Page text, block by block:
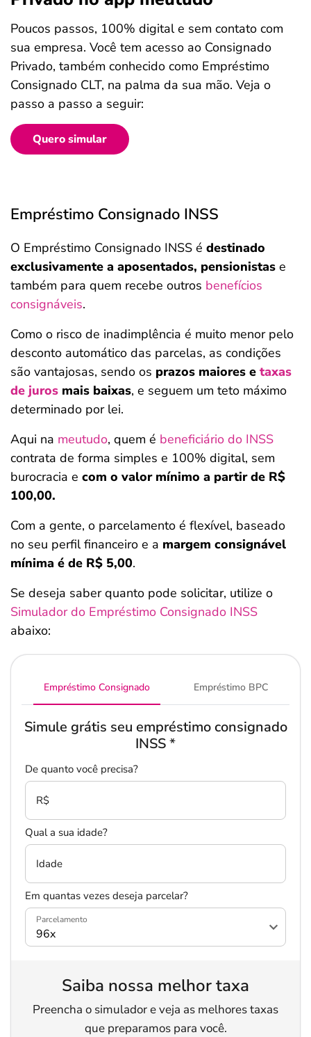
Poucos passos, 100% digital e sem contato com
sua empresa. Você tem acesso ao Consignado
Privado, também conhecido como Empréstimo
Consignado CLT, na palma da sua mão. Veja o
passo a passo a seguir:
Quero simular
Empréstimo Consignado INSS
O Empréstimo Consignado INSS é destinado
exclusivamente a aposentados, pensionistas e
também para quem recebe outros benefícios
consignáveis.
Como o risco de inadimplência é muito menor pelo
desconto automático das parcelas, as condições
são vantajosas, sendo os prazos maiores e taxas
de juros mais baixas, e seguem um teto máximo
determinado por lei.
Aqui na meutudo, quem é beneficiário do INSS
contrata de forma simples e 100% digital, sem
burocracia e com o valor mínimo a partir de R$
100,00.
Com a gente, o parcelamento é flexível, baseado
no seu perfil financeiro e a margem consignável
mínima é de R$ 5,00.
Se deseja saber quanto pode solicitar, utilize o
Simulador do Empréstimo Consignado INSS
abaixo:
Empréstimo Consignado Empréstimo BPC
Simule grátis seu empréstimo consignado
INSS*
De quanto você precisa?
R$
Qual a sua idade?
Idade
Em quantas vezes deseja parcelar?
Parcelamento
Saiba nossa melhor taxa
Preencha o simulador e veja as melhores taxas
que preparamos para você.